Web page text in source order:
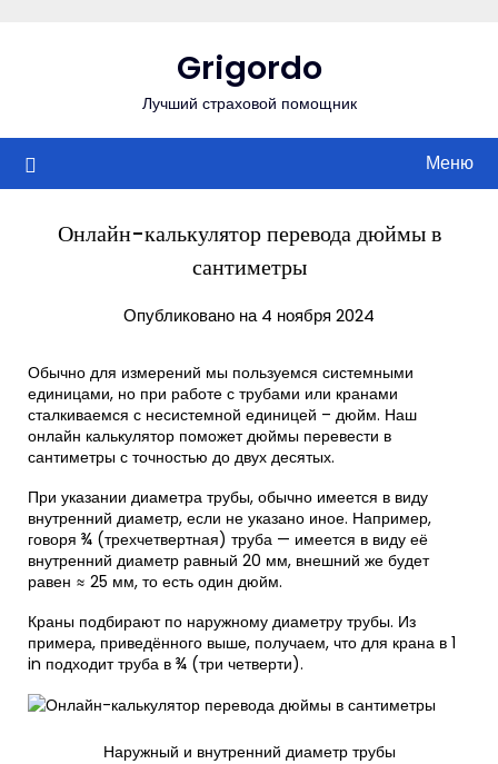
Grigordo
Лучший страховой помощник
Меню
Онлайн-калькулятор перевода дюймы в
сантиметры
Опубликовано на 4 ноября 2024
Обычно для измерений мы пользуемся системными
единицами, но при работе с трубами или кранами
сталкиваемся с несистемной единицей – дюйм. Наш
онлайн калькулятор поможет дюймы перевести в
сантиметры с точностью до двух десятых.
При указании диаметра трубы, обычно имеется в виду
внутренний диаметр, если не указано иное. Например,
говоря ¾ (трехчетвертная) труба — имеется в виду её
внутренний диаметр равный 20 мм, внешний же будет
равен ≈ 25 мм, то есть один дюйм.
Краны подбирают по наружному диаметру трубы. Из
примера, приведённого выше, получаем, что для крана в 1
in подходит труба в ¾ (три четверти).
Наружный и внутренний диаметр трубы